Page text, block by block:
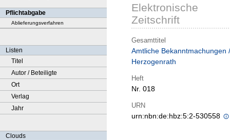
Pflichtabgabe
Ablieferungsverfahren
Listen
Titel
Autor / Beteiligte
Ort
Verlag
Jahr
Clouds
Elektronische
Zeitschrift
Gesamttitel
Amtliche Bekanntmachungen /
Herzogenrath
Heft
Nr. 018
URN
urn:nbn:de:hbz:5:2-530558